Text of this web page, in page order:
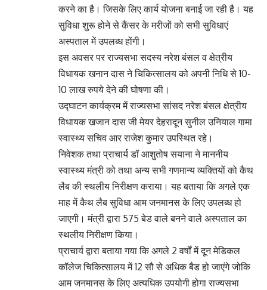
करने का है। जिसके लिए कार्य योजना बनाई जा रही है। यह
सुविधा शुरू होने से कैंसर के मरीजों को सभी सुविधाएं
अस्पताल में उपलब्ध होंगी।
इस अवसर पर राज्यसभा सदस्य नरेश बंसल व क्षेत्रीय
विधायक खनान दास ने चिकित्सालय को अपनी निधि से 10-
10 लाख रुपये देने की घोषणा की।
उद्घाटन कार्यक्रम में राज्यसभा सांसद नरेश बंसल क्षेत्रीय
विधायक खजान दास जी मेयर देहरादून सुनील उनियाल गामा
स्वास्थ्य सचिव आर राजेश कुमार उपस्थित रहे।
निवेशक तथा प्राचार्य डॉ आशुतोष सयाना ने माननीय
स्वास्थ्य मंत्री को तथा अन्य सभी गणमान्य व्यक्तियों को कैथ
लैब की स्थलीय निरीक्षण कराया। यह बताया कि अगले एक
माह में कैथ लैब सुविधा आम जनमानस के लिए उपलब्ध हो
जाएगी। मंत्री द्वारा 575 बेड वाले बनने वाले अस्पताल का
स्थलीय निरीक्षण किया।
प्राचार्य द्वारा बताया गया कि अगले 2 वर्षों में दून मेडिकल
कॉलेज चिकित्सालय में 12 सौ से अधिक बैड हो जाएंगे जोकि
आम जनमानस के लिए अत्यधिक उपयोगी होगा राज्यसभा